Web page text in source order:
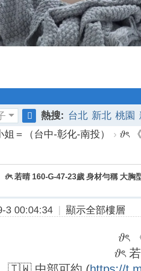
搜
熱搜: 台北 新北 桃園
姐＝（台中-彰化-南投） › 𝜗ৎ
𝜗ৎ 若晴 160-G-47-23歲 身材勻稱 大胸
3 00:04:34 顯示全部樓層
𝜗ৎ
𝜗ৎ